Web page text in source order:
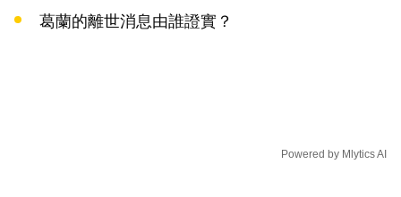
葛蘭的離世消息由誰證實？
Powered by Mlytics AI